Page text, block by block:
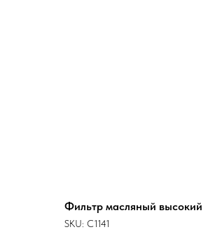
Фильтр масляный высокий
SKU: C1141